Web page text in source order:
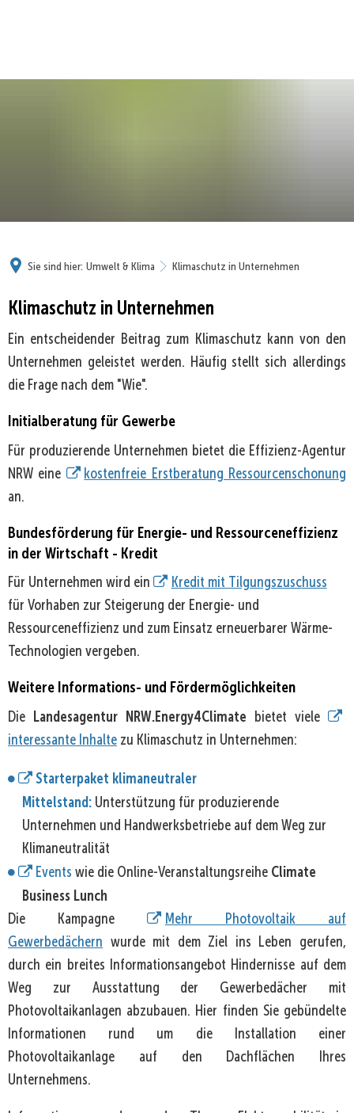
Sie sind hier: Umwelt & Klima Klimaschutz in Unternehmen
Klimaschutz
in
Unternehmen
Klimaschutz in Unternehmen
Ein entscheidender Beitrag zum Klimaschutz kann von den
Unternehmen geleistet werden. Häufig stellt sich allerdings
die Frage nach dem "Wie".
Initialberatung für Gewerbe
Für produzierende Unternehmen bietet die Effizienz-Agentur
NRW eine
kostenfreie Erstberatung Ressourcenschonung
an.
Bundesförderung für Energie- und Ressourceneffizienz
in der Wirtschaft - Kredit
Für Unternehmen wird ein
Kredit mit Tilgungszuschuss
für Vorhaben zur Steigerung der Energie- und
Ressourceneffizienz und zum Einsatz erneuerbarer Wärme-
Technologien vergeben.
Weitere Informations- und Fördermöglichkeiten
Die Landesagentur NRW.Energy4Climate bietet viele
interessante Inhalte zu Klimaschutz in Unternehmen:
Starterpaket klimaneutraler
Mittelstand: Unterstützung für produzierende
Unternehmen und Handwerksbetriebe auf dem Weg zur
Klimaneutralität
Eventswie die Online-Veranstaltungsreihe Climate
Business Lunch
Die Kampagne
Mehr Photovoltaik auf
Gewerbedächern wurde mit dem Ziel ins Leben gerufen,
durch ein breites Informationsangebot Hindernisse auf dem
Weg zur Ausstattung der Gewerbedächer mit
Photovoltaikanlagen abzubauen. Hier finden Sie gebündelte
Informationen rund um die Installation einer
Photovoltaikanlage auf den Dachflächen Ihres
Unternehmens.